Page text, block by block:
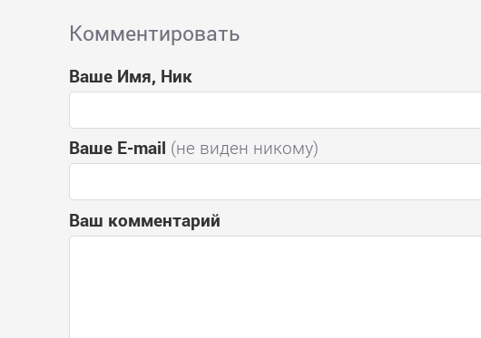
Комментировать
Ваше Имя, Ник
Ваше E-mail (не виден никому)
Ваш комментарий